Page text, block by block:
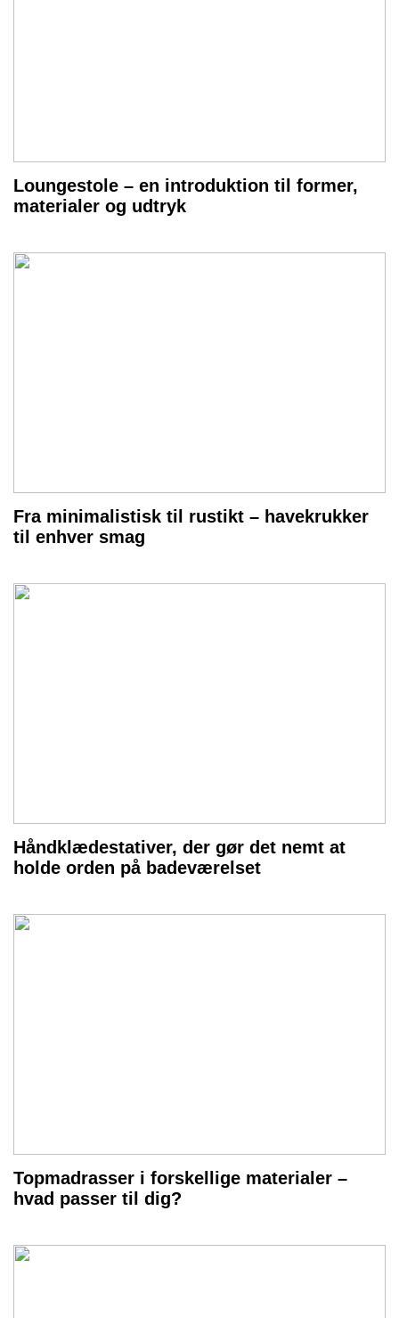
Loungestole – en introduktion til former,
materialer og udtryk
Fra minimalistisk til rustikt – havekrukker
til enhver smag
Håndklædestativer, der gør det nemt at
holde orden på badeværelset
Topmadrasser i forskellige materialer –
hvad passer til dig?